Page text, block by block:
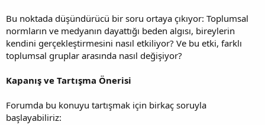
Bu noktada düşündürücü bir soru ortaya çıkıyor: Toplumsal
normların ve medyanın dayattığı beden algısı, bireylerin
kendini gerçekleştirmesini nasıl etkiliyor? Ve bu etki, farklı
toplumsal gruplar arasında nasıl değişiyor?
Kapanış ve Tartışma Önerisi
Forumda bu konuyu tartışmak için birkaç soruyla
başlayabiliriz: